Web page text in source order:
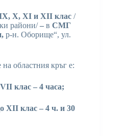
Х, ХІ и ХІІ клас /
райони/– в СМГ
р-н. Оборище“, ул.
областния кръг е:
клас – 4 часа;
ХІІ клас – 4 ч. и 30